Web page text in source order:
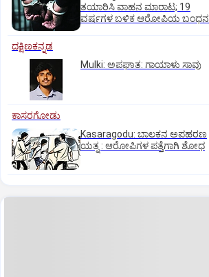
ತಯಾರಿಸಿ ವಾಹನ ಮಾರಾಟ; 19
ವರ್ಷಗಳ ಬಳಿಕ ಆರೋಪಿಯ ಬಂಧನ
ದಕ್ಷಿಣಕನ್ನಡ
Mulki: ಅಪಘಾತ: ಗಾಯಾಳು ಸಾವು
ಕಾಸರಗೋಡು
Kasaragodu: ಬಾಲಕನ ಅಪಹರಣ
ಯತ್ನ : ಆರೋಪಿಗಳ ಪತ್ತೆಗಾಗಿ ಶೋಧ